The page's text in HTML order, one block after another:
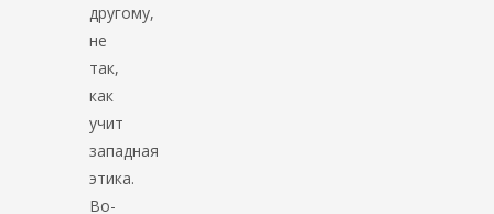
другому,
не
так,
как
учит
западная
этика.
Во-